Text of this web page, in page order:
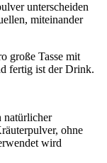
unterscheiden
miteinander
große Tasse mit
fertig ist der Drink.
natürlicher
ohne
wird